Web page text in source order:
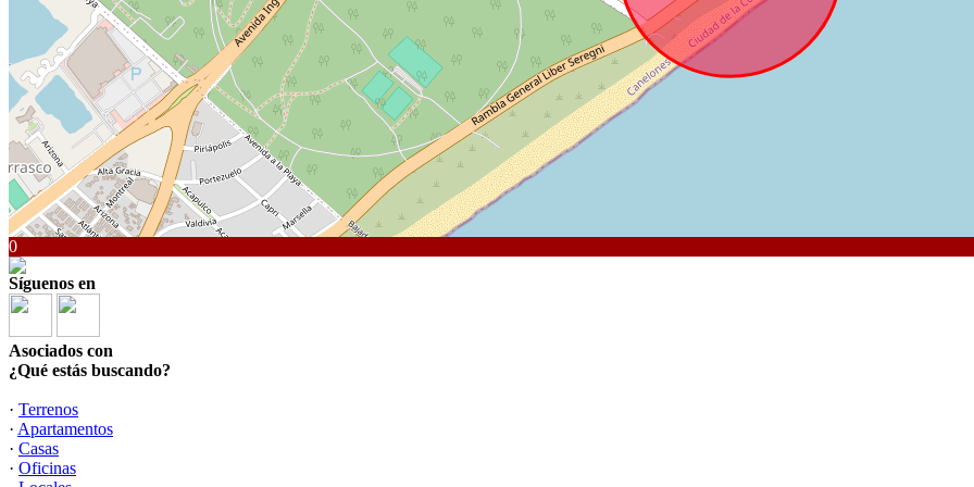
0
Síguenos en
Asociados con
¿Qué estás buscando?
· Terrenos
· Apartamentos
· Casas
· Oficinas